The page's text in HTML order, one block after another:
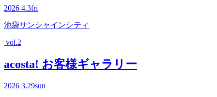
2026 4.3fri
池袋サンシャインシティ
vol.2
acosta! お客様ギャラリー
2026 3.29sun